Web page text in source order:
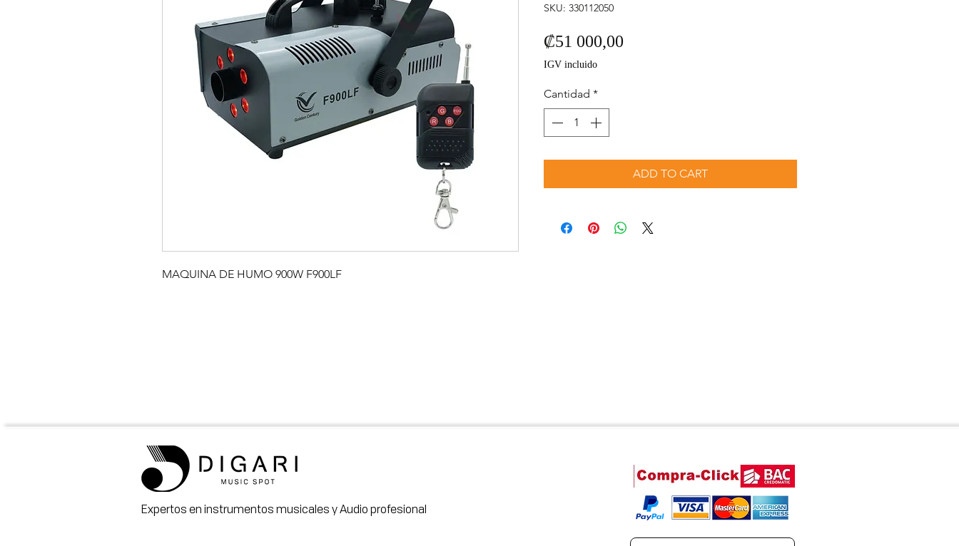
MAQUINA DE HUMO 900W F900LF
SKU: 330112050
₡51 000,00
IGV incluido
Cantidad *
ADD TO CART
Expertos en instrumentos musicales y Audio profesional